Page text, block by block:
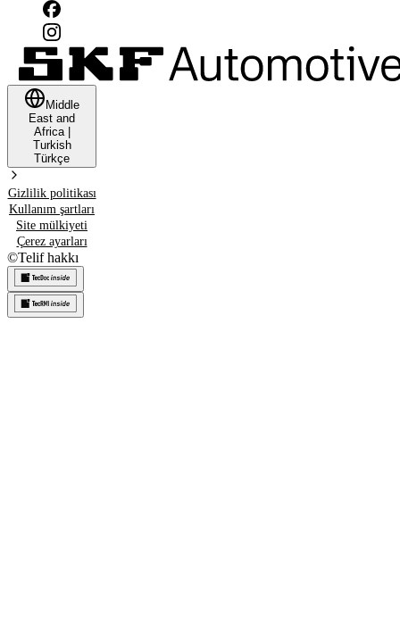
Middle
East and
Africa|
Turkish
Türkçe
Gizlilik politikası
Kullanım şartları
Site mülkiyeti
Çerez ayarları
©Telif hakkı